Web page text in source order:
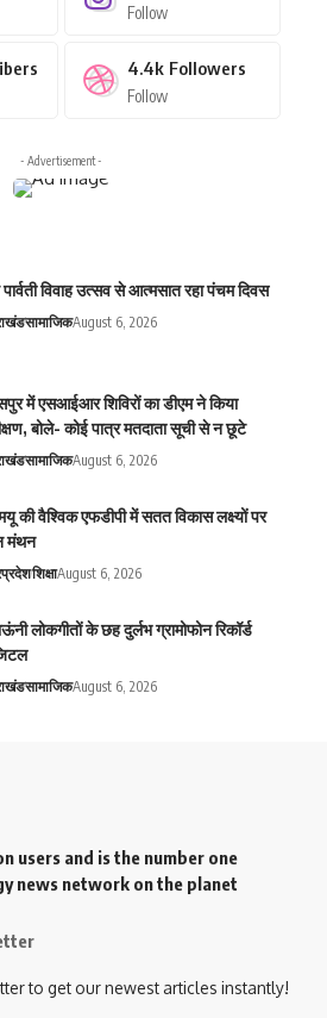
Follow
4.4k Followers
Follow
- Advertisement -
पार्वती विवाह उत्सव से आत्मसात रहा पंचम दिवस
सामाजिकAugust 6, 2026
में एसआईआर शिविरों का डीएम ने किया
बोले- कोई पात्र मतदाता सूची से न छूटे
सामाजिकAugust 6, 2026
की वैश्विक एफडीपी में सतत विकास लक्ष्यों पर
मंथन
शिक्षाAugust 6, 2026
लोकगीतों के छह दुर्लभ ग्रामोफोन रिकॉर्ड
सामाजिकAugust 6, 2026
users and is the number one
news network on the planet
to get our newest articles instantly!